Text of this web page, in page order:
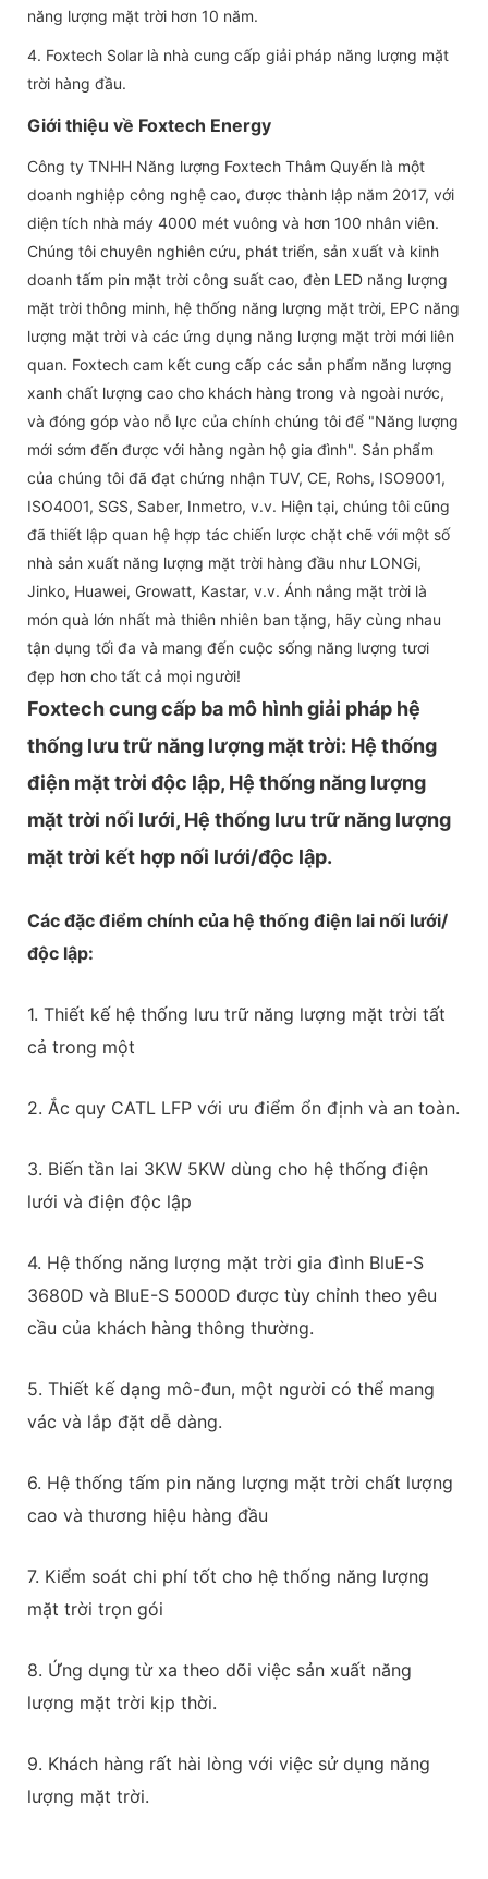
năng lượng mặt trời hơn 10 năm.
4. Foxtech Solar là nhà cung cấp giải pháp năng lượng mặt
trời hàng đầu.
Giới thiệu về Foxtech Energy
Công ty TNHH Năng lượng Foxtech Thâm Quyến là một
doanh nghiệp công nghệ cao, được thành lập năm 2017, với
diện tích nhà máy 4000 mét vuông và hơn 100 nhân viên.
Chúng tôi chuyên nghiên cứu, phát triển, sản xuất và kinh
doanh tấm pin mặt trời công suất cao, đèn LED năng lượng
mặt trời thông minh, hệ thống năng lượng mặt trời, EPC năng
lượng mặt trời và các ứng dụng năng lượng mặt trời mới liên
quan. Foxtech cam kết cung cấp các sản phẩm năng lượng
xanh chất lượng cao cho khách hàng trong và ngoài nước,
và đóng góp vào nỗ lực của chính chúng tôi để "Năng lượng
mới sớm đến được với hàng ngàn hộ gia đình". Sản phẩm
của chúng tôi đã đạt chứng nhận TUV, CE, Rohs, ISO9001,
ISO4001, SGS, Saber, Inmetro, v.v. Hiện tại, chúng tôi cũng
đã thiết lập quan hệ hợp tác chiến lược chặt chẽ với một số
nhà sản xuất năng lượng mặt trời hàng đầu như LONGi,
Jinko, Huawei, Growatt, Kastar, v.v. Ánh nắng mặt trời là
món quà lớn nhất mà thiên nhiên ban tặng, hãy cùng nhau
tận dụng tối đa và mang đến cuộc sống năng lượng tươi
đẹp hơn cho tất cả mọi người!
Foxtech cung cấp ba mô hình giải pháp hệ
thống lưu trữ năng lượng mặt trời: Hệ thống
điện mặt trời độc lập, Hệ thống năng lượng
mặt trời nối lưới, Hệ thống lưu trữ năng lượng
mặt trời kết hợp nối lưới/độc lập.
Các đặc điểm chính của hệ thống điện lai nối lưới/
độc lập:
1. Thiết kế hệ thống lưu trữ năng lượng mặt trời tất
cả trong một
2. Ắc quy CATL LFP với ưu điểm ổn định và an toàn.
3. Biến tần lai 3KW 5KW dùng cho hệ thống điện
lưới và điện độc lập
4. Hệ thống năng lượng mặt trời gia đình BluE-S
3680D và BluE-S 5000D được tùy chỉnh theo yêu
cầu của khách hàng thông thường.
5. Thiết kế dạng mô-đun, một người có thể mang
vác và lắp đặt dễ dàng.
6. Hệ thống tấm pin năng lượng mặt trời chất lượng
cao và thương hiệu hàng đầu
7. Kiểm soát chi phí tốt cho hệ thống năng lượng
mặt trời trọn gói
8. Ứng dụng từ xa theo dõi việc sản xuất năng
lượng mặt trời kịp thời.
9. Khách hàng rất hài lòng với việc sử dụng năng
lượng mặt trời.